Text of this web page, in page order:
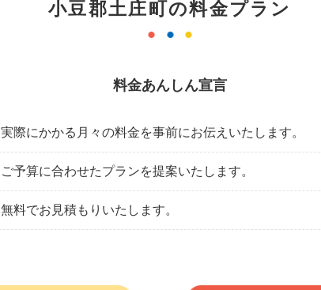
小豆郡土庄町の料金プラン
料金あんしん宣言
実際にかかる月々の料金を事前にお伝えいたします。
ご予算に合わせたプランを提案いたします。
無料でお見積もりいたします。